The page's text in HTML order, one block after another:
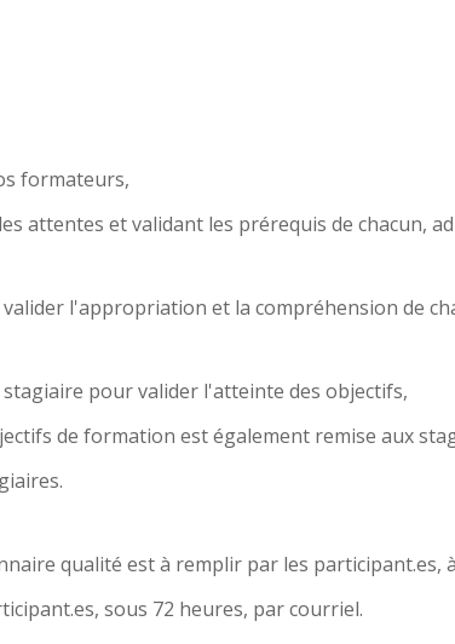
formateurs,
attentes et validant les prérequis de chacun,
l'appropriation et la compréhension de
pour valider l'atteinte des objectifs,
de formation est également remise aux
qualité est à remplir par les participant.es,
sous 72 heures, par courriel.